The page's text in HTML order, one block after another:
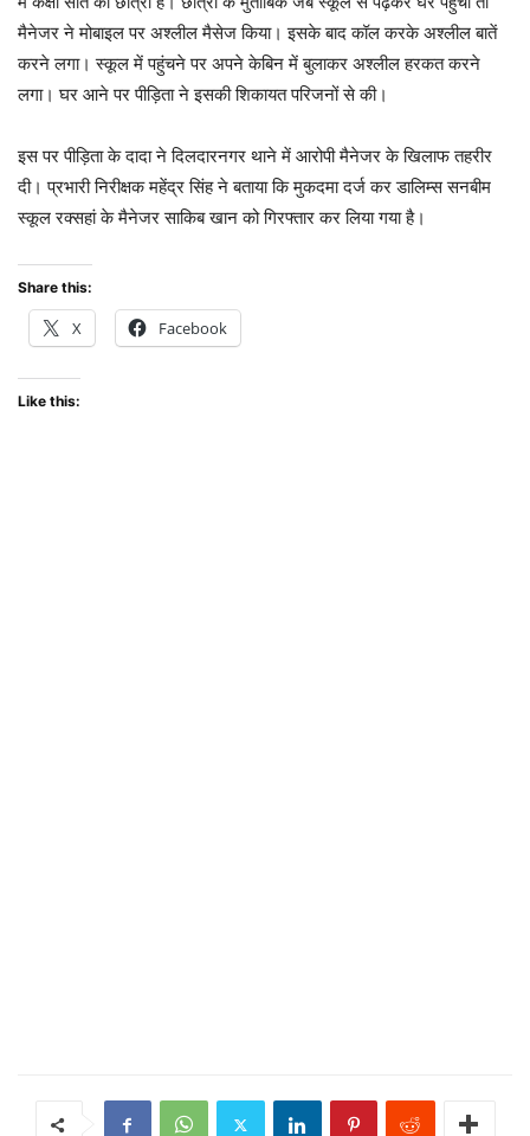
मैनेजर ने मोबाइल पर अश्लील मैसेज किया। इसके बाद कॉल करके अश्लील बातें
करने लगा। स्कूल में पहुंचने पर अपने केबिन में बुलाकर अश्लील हरकत करने
लगा। घर आने पर पीड़िता ने इसकी शिकायत परिजनों से की।
इस पर पीड़िता के दादा ने दिलदारनगर थाने में आरोपी मैनेजर के खिलाफ तहरीर
दी। प्रभारी निरीक्षक महेंद्र सिंह ने बताया कि मुकदमा दर्ज कर डालिम्स सनबीम
स्कूल रक्सहां के मैनेजर साकिब खान को गिरफ्तार कर लिया गया है।
Share this:
X Facebook
Like this: